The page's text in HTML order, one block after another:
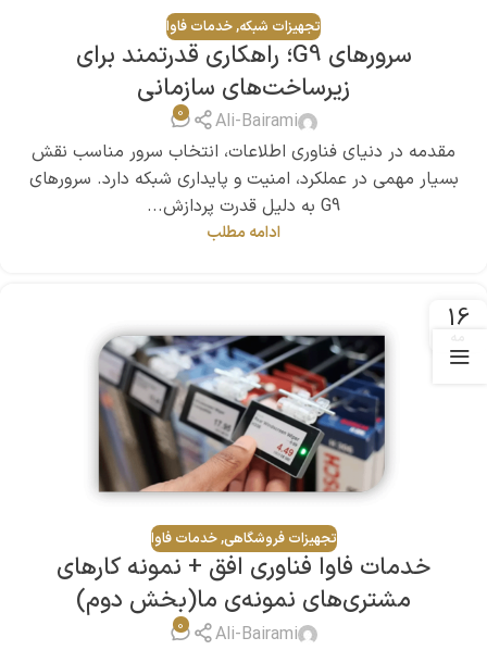
تجهیزات شبکه,خدمات فاوا
سرورهای G9؛ راهکاری قدرتمند برای
زیرساخت‌های سازمانی
Ali-Bairami
0
مقدمه در دنیای فناوری اطلاعات، انتخاب سرور مناسب نقش
بسیار مهمی در عملکرد، امنیت و پایداری شبکه دارد. سرورهای
G9 به دلیل قدرت پردازش...
ادامه مطلب
16
تجهیزات فروشگاهی,خدمات فاوا
خدمات فاوا فناوری افق + نمونه کارهای
مشتری‌های نمونه‌ی ما(بخش دوم)
Ali-Bairami
0